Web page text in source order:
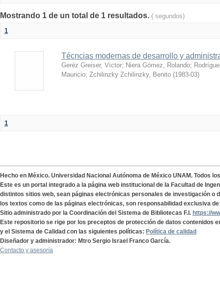
Mostrando 1 de un total de 1 resultados. ( segundos)
1
Técncias modernas de desarrollo y
Geréz Greiser, Víctor; Niera Gómez, Rolando;
Mauricio; Zchilinzky Zchilinzky, Benito (1983-03)
1
Hecho en México. Universidad Nacional Autónoma de México UNAM. Todos
Este es un portal integrado a la página web institucional de la Facultad de
distintos sitios web, sean páginas electrónicas personales de investigación o
los textos como de las páginas electrónicas, son responsabilidad exclusiva
Sitio administrado por la Coordinación del Sistema de Bibliotecas F.I. https://
Este repositorio se rige por los preceptos de protección de datos contenidos
y el Sistema de Calidad con las siguientes políticas: Política de calidad
Diseñador y administrador: Mtro Sergio Israel Franco García.
Contacto y asesoría